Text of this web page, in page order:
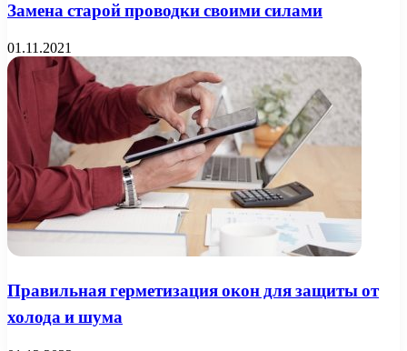
Замена старой проводки своими силами
01.11.2021
Правильная герметизация окон для защиты от
холода и шума